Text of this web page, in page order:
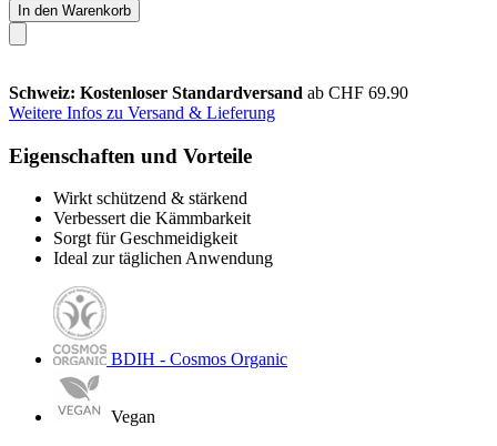
In den Warenkorb
Schweiz: Kostenloser Standardversand ab CHF 69.90
Weitere Infos zu Versand & Lieferung
Eigenschaften und Vorteile
Wirkt schützend & stärkend
Verbessert die Kämmbarkeit
Sorgt für Geschmeidigkeit
Ideal zur täglichen Anwendung
BDIH - Cosmos Organic
Vegan